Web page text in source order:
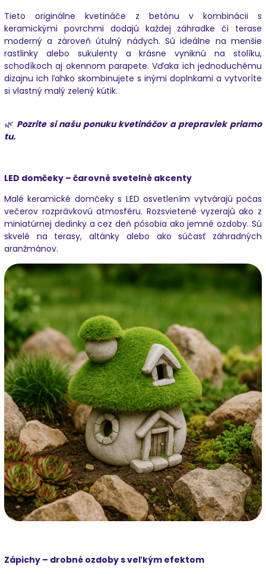
Tieto originálne kvetináče z betónu v kombinácii s
keramickými povrchmi dodajú každej záhradke či terase
moderný a zároveň útulný nádych. Sú ideálne na menšie
rastlinky alebo sukulenty a krásne vyniknú na stolíku,
schodíkoch aj okennom parapete. Vďaka ich jednoduchému
dizajnu ich ľahko skombinujete s inými doplnkami a vytvoríte
si vlastný malý zelený kútik.
🌿 Pozrite si našu ponuku kvetináčov a prepraviekpriamo
tu.
LED domčeky – čarovné svetelné akcenty
Malé keramické domčeky s LED osvetlením vytvárajú počas
večerov rozprávkovú atmosféru. Rozsvietené vyzerajú ako z
miniatúrnej dedinky a cez deň pôsobia ako jemné ozdoby. Sú
skvelé na terasy, altánky alebo ako súčasť záhradných
aranžmánov.
Zápichy – drobné ozdoby s veľkým efektom